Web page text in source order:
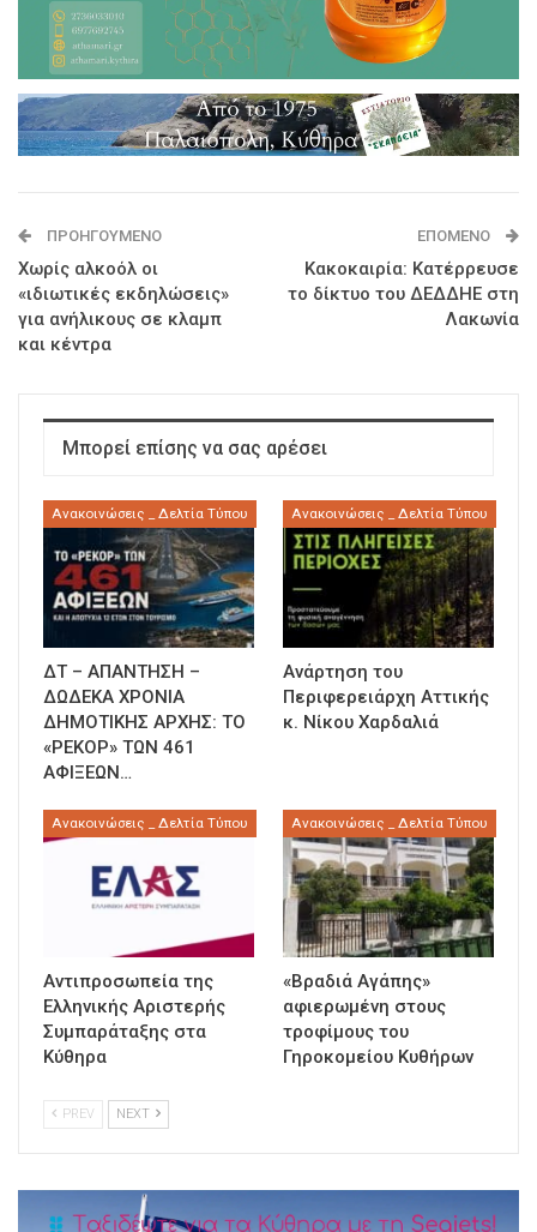
ΠΡΟΗΓΟΎΜΕΝΟ
Χωρίς αλκοόλ οι
«ιδιωτικές εκδηλώσεις»
για ανήλικους σε κλαμπ
και κέντρα
ΕΠΌΜΕΝΟ
Κακοκαιρία: Κατέρρευσε
το δίκτυο του ΔΕΔΔΗΕ στη
Λακωνία
Μπορεί επίσης να σας αρέσει
Ανακοινώσεις _ Δελτία Τύπου
ΔΤ – ΑΠΑΝΤΗΣΗ –
ΔΩΔΕΚΑ ΧΡΟΝΙΑ
ΔΗΜΟΤΙΚΗΣ ΑΡΧΗΣ: ΤΟ
«ΡΕΚΟΡ» ΤΩΝ 461
ΑΦΙΞΕΩΝ…
Ανακοινώσεις _ Δελτία Τύπου
Ανάρτηση του
Περιφερειάρχη Αττικής
κ. Νίκου Χαρδαλιά
Ανακοινώσεις _ Δελτία Τύπου
Αντιπροσωπεία της
Ελληνικής Αριστερής
Συμπαράταξης στα
Κύθηρα
Ανακοινώσεις _ Δελτία Τύπου
«Βραδιά Αγάπης»
αφιερωμένη στους
τροφίμους του
Γηροκομείου Κυθήρων
PREV NEXT